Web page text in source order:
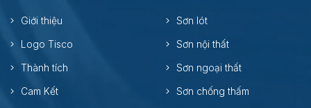
Giới thiệu
Logo Tisco
Thành tích
Cam Kết
Sơn lót
Sơn nội thất
Sơn ngoại thất
Sơn chống thấm